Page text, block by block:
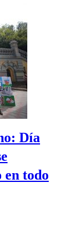
Día
en todo